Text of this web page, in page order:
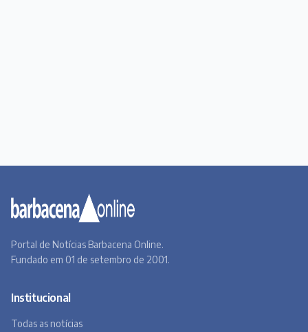
Portal de Notícias Barbacena Online.
Fundado em 01 de setembro de 2001.
Institucional
Todas as notícias